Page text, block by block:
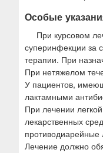
Особые
При курсовом
суперинфекции за
терапии. При
При нетяжелом
У пациентов,
лактамными
При лечении
лекарственных
противодиарейные
Лечение должно